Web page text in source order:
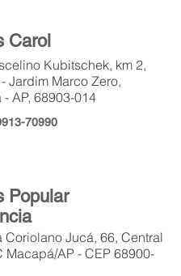
Carol
Kubitschek, km 2,
- Jardim Marco Zero,
AP, 68903-014
70990
Popular
Coriolano Jucá, 66, Central
Macapá/AP - CEP 68900-